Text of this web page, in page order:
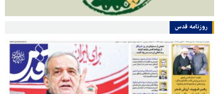
روزنامه قدس